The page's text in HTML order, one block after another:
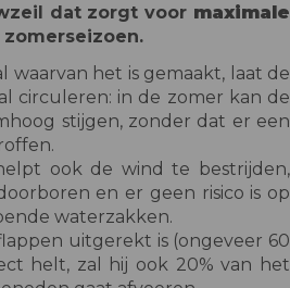
dat zorgt voor maximale
waarvan het is gemaakt, laat de
circuleren: in de zomer kan de
stijgen, zonder dat er een
ook de wind te bestrijden,
en er geen risico is op
waterzakken.
uitgerekt is (ongeveer 60
helt, zal hij ook 20% van het